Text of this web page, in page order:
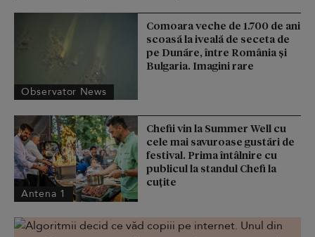
Observator News
Comoara veche de 1.700 de ani
scoasă la iveală de seceta de
pe Dunăre, între România şi
Bulgaria. Imagini rare
Antena 1
Chefii vin la Summer Well cu
cele mai savuroase gustări de
festival. Prima întâlnire cu
publicul la standul Chefi la
cuțite